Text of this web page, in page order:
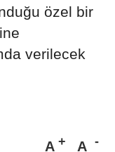
özel bir
verilecek
A A